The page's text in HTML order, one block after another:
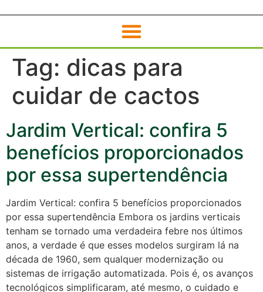
Tag: dicas para
cuidar de cactos
Jardim Vertical: confira 5
benefícios proporcionados
por essa supertendência
Jardim Vertical: confira 5 benefícios proporcionados
por essa supertendência Embora os jardins verticais
tenham se tornado uma verdadeira febre nos últimos
anos, a verdade é que esses modelos surgiram lá na
década de 1960, sem qualquer modernização ou
sistemas de irrigação automatizada. Pois é, os avanços
tecnológicos simplificaram, até mesmo, o cuidado e